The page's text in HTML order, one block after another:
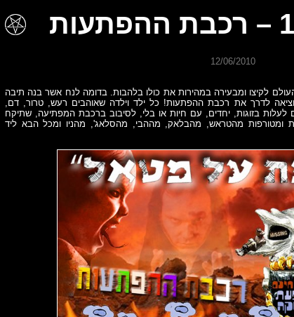
12/06/2010
לקיצו ומבעירה במהירות את כולו בלהבות. בדומה לנח אשר בנה תיבה
לדרך את רכבת ההפתעות! כל ילד וילדה שאוהבים רעש, טרור, דם,
לעלות בזוגות, יחדים, עם חיות או בלי, לסיבוב ברכבת המפתיעה, שתיקח
ומטורפות מהטראש, מהבלאק, מההבי, מהסלאג', מהניו ומכל הבא ליד